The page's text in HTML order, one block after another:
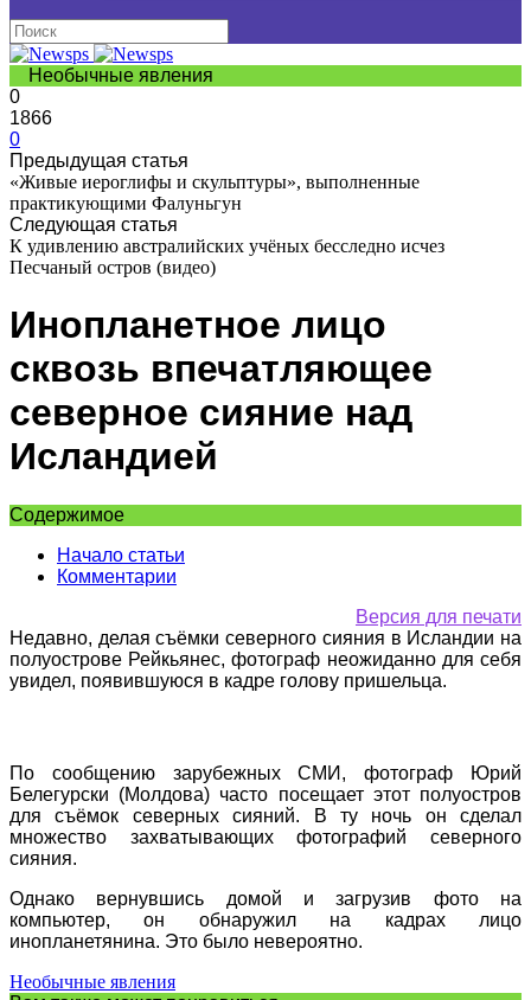
Необычные явления
0
1866
0
Предыдущая статья
«Живые иероглифы и скульптуры», выполненные
практикующими Фалуньгун
Следующая статья
К удивлению австралийских учёных бесследно исчез
Песчаный остров (видео)
Инопланетное лицо
сквозь впечатляющее
северное сияние над
Исландией
Содержимое
Начало статьи
Комментарии
Версия для печати
Недавно, делая съёмки северного сияния в Исландии на
полуострове Рейкьянес, фотограф неожиданно для себя
увидел, появившуюся в кадре голову пришельца.
По сообщению зарубежных СМИ, фотограф Юрий
Белегурски (Молдова) часто посещает этот полуостров
для съёмок северных сияний. В ту ночь он сделал
множество захватывающих фотографий северного
сияния.
Однако вернувшись домой и загрузив фото на
компьютер, он обнаружил на кадрах лицо
инопланетянина. Это было невероятно.
Необычные явления